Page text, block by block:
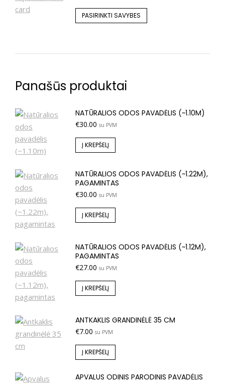
PASIRINKTI SAVYBES
Panašūs produktai
NATŪRALIOS ODOS PAVADĖLIS (~1.10M)
€30.00 su PVM
Į KREPŠELĮ
NATŪRALIOS ODOS PAVADĖLIS (~1.22M),
PAGAMINTAS
€30.00 su PVM
Į KREPŠELĮ
NATŪRALIOS ODOS PAVADĖLIS (~1.12M),
PAGAMINTAS
€27.00 su PVM
Į KREPŠELĮ
ANTKAKLIS GRANDINĖLĖ 35 CM
€7.00 su PVM
Į KREPŠELĮ
APVALUS ODINIS PARODINIS PAVADĖLIS